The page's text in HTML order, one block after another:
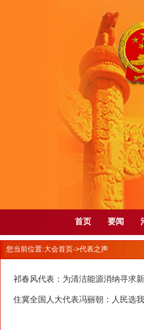
首页 要闻
您当前位置:大会首页->代表之声
祁春风代表：为清洁能源消纳寻求
住冀全国人大代表冯丽朝：人民选